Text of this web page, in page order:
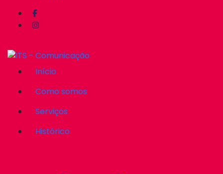
Início
Como somos
Serviços
Histórico